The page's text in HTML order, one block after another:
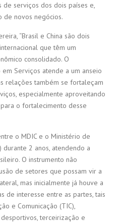
serviços dos dois países e,
de novos negócios.
“Brasil e China são dois
que têm um
consolidado. O
Serviços atende a um anseio
relações também se fortaleçam
especialmente aproveitando
o fortalecimento desse
o MDIC e o Ministério de
durante 2 anos, atendendo a
O instrumento não
de setores que possam vir a
mas inicialmente já houve a
de interesse entre as partes, tais
e Comunicação (TIC),
terceirização e